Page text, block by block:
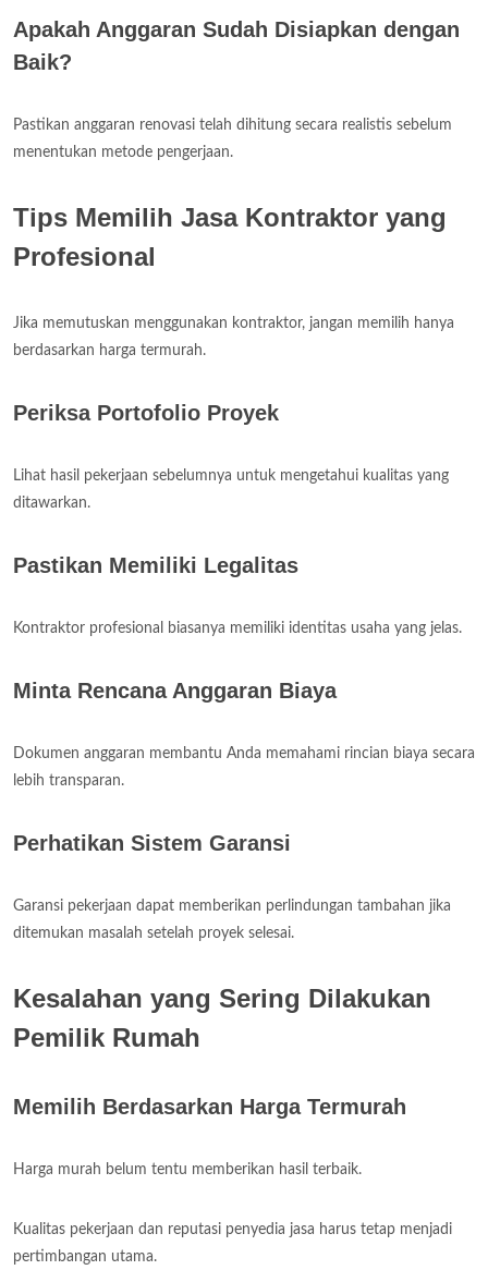
Apakah Anggaran Sudah Disiapkan dengan
Baik?
Pastikan anggaran renovasi telah dihitung secara realistis sebelum
menentukan metode pengerjaan.
Tips Memilih Jasa Kontraktor yang
Profesional
Jika memutuskan menggunakan kontraktor, jangan memilih hanya
berdasarkan harga termurah.
Periksa Portofolio Proyek
Lihat hasil pekerjaan sebelumnya untuk mengetahui kualitas yang
ditawarkan.
Pastikan Memiliki Legalitas
Kontraktor profesional biasanya memiliki identitas usaha yang jelas.
Minta Rencana Anggaran Biaya
Dokumen anggaran membantu Anda memahami rincian biaya secara
lebih transparan.
Perhatikan Sistem Garansi
Garansi pekerjaan dapat memberikan perlindungan tambahan jika
ditemukan masalah setelah proyek selesai.
Kesalahan yang Sering Dilakukan
Pemilik Rumah
Memilih Berdasarkan Harga Termurah
Harga murah belum tentu memberikan hasil terbaik.
Kualitas pekerjaan dan reputasi penyedia jasa harus tetap menjadi
pertimbangan utama.